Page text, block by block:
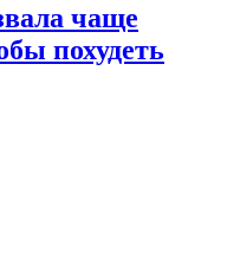
чаще
похудеть